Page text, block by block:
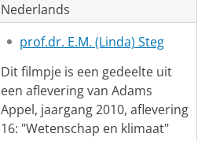
Nederlands
prof.dr. E.M. (Linda) Steg
Dit filmpje is een gedeelte uit
een aflevering van Adams
Appel, jaargang 2010, aflevering
16: "Wetenschap en klimaat"